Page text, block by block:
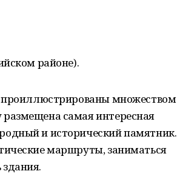
районе).
проиллюстрированы множеством
самая интересная
и исторический памятник.
маршруты, заниматься